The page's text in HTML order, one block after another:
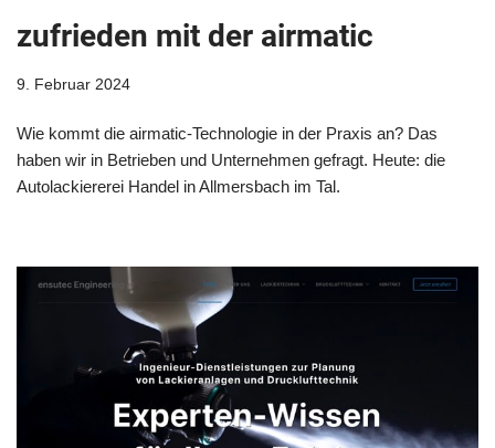
zufrieden mit der airmatic
9. Februar 2024
Wie kommt die airmatic-Technologie in der Praxis an? Das
haben wir in Betrieben und Unternehmen gefragt. Heute: die
Autolackiererei Handel in Allmersbach im Tal.